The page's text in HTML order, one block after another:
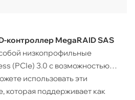
контроллер MegaRAID SAS
низкопрофильные
(PCIe) 3.0 с возможностью
использовать эти
которая поддерживает как